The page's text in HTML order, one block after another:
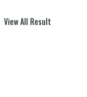
View All Result